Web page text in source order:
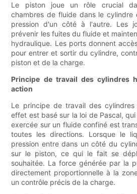
Le piston joue un rôle crucial
chambres de fluide dans le cylindre
pression d'un côté à l'autre. Les
prévenir les fuites du fluide et
hydraulique. Les ports donnent
pour entrer et sortir du cylindre,
piston et de la charge.
Principe de travail des cylindres
action
Le principe de travail des
effet est basé sur la loi de Pascal,
exercée sur un fluide confiné est
toutes les directions. Lorsque le
pression entre dans un côté du
sur le piston, ce qui le fait se
souhaitée. La force générée par la
directement proportionnelle à la
un contrôle précis de la charge.